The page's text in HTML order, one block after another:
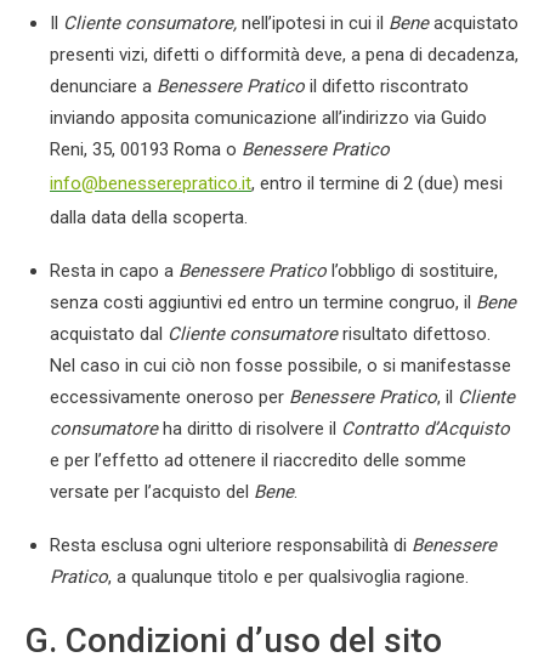
Il Cliente consumatore, nell’ipotesi in cui il Beneacquistato
presenti vizi, difetti o difformità deve, a pena di decadenza,
denunciare a Benessere Pratico il difetto riscontrato
inviando apposita comunicazione all’indirizzo via Guido
Reni, 35, 00193 Roma o Benessere Pratico
info@benesserepratico.it, entro il termine di 2 (due) mesi
dalla data della scoperta.
Resta in capo a Benessere Pratico l’obbligo di sostituire,
senza costi aggiuntivi ed entro un termine congruo, il Bene
acquistato dal Cliente consumatorerisultato difettoso.
Nel caso in cui ciò non fosse possibile, o si manifestasse
eccessivamente oneroso per Benessere Pratico, il Cliente
consumatoreha diritto di risolvere il Contratto d’Acquisto
e per l’effetto ad ottenere il riaccredito delle somme
versate per l’acquisto del Bene.
Resta esclusa ogni ulteriore responsabilità di Benessere
Pratico, a qualunque titolo e per qualsivoglia ragione.
G. Condizioni d’uso del sito